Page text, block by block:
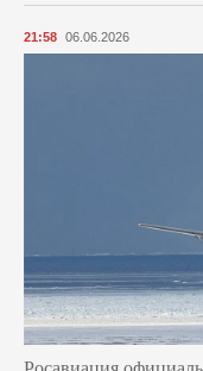
21:58 06.06.2026